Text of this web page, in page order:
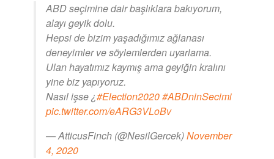
ABD seçimine dair başlıklara bakıyorum,
alayı geyik dolu.
Hepsi de bizim yaşadığımız ağlanası
deneyimler ve söylemlerden uyarlama.
Ulan hayatımız kaymış ama geyiğin kralını
yine biz yapıyoruz.
Nasıl işse ¿#Election2020#ABDninSecimi
pic.twitter.com/eARG3VLoBv
— AtticusFinch (@NesilGercek)November
4, 2020